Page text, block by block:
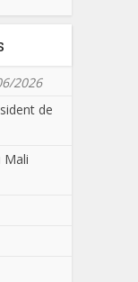
2026
de
Mali